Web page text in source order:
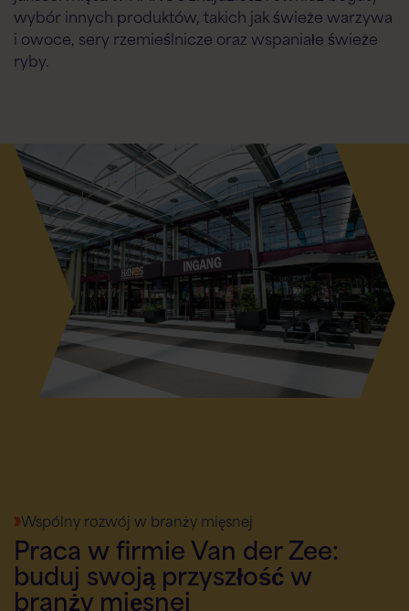
wybór innych produktów, takich jak świeże warzywa
i owoce, sery rzemieślnicze oraz wspaniałe świeże
ryby.
Wspólny rozwój w branży mięsnej
Praca w firmie Van der Zee:
buduj swoją przyszłość w
branży mięsnej
Flexspecialisten